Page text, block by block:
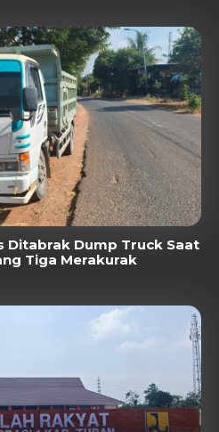
Ditabrak Dump Truck Saat
Tiga Merakurak